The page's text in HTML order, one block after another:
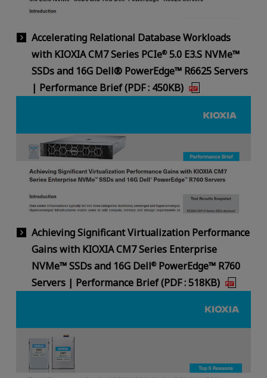
Accelerating Relational Database Workloads
with KIOXIA CM7 Series PCIe®5.0 E3.S NVMe™
SSDs and 16G Dell® PowerEdge™ R6625 Servers
| Performance Brief (PDF : 450KB)
Achieving Significant Virtualization Performance
Gains with KIOXIA CM7 Series Enterprise
NVMe™ SSDs and 16G Dell®PowerEdge™ R760
Servers | Performance Brief (PDF : 518KB)